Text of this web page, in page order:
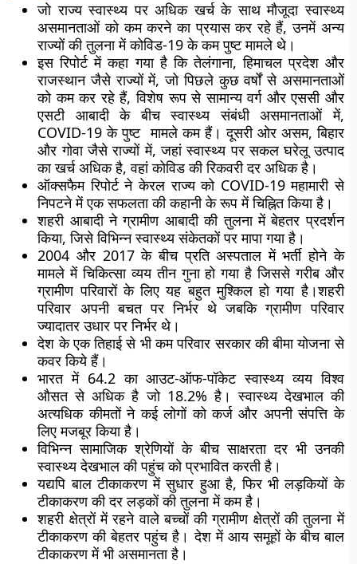
जो राज्य स्वास्थ्य पर अधिक खर्च के साथ मौजूदा स्वास्थ्य
असमानताओं को कम करने का प्रयास कर रहे हैं, उनमें अन्य
राज्यों की तुलना में कोविड-19 के कम पुष्ट मामले थे।
इस रिपोर्ट में कहा गया है कि तेलंगाना, हिमाचल प्रदेश और
राजस्थान जैसे राज्यों में, जो पिछले कुछ वर्षों से असमानताओं
को कम कर रहे हैं, विशेष रूप से सामान्य वर्ग और एससी और
एसटी आबादी के बीच स्वास्थ्य संबंधी असमानताओं में,
COVID-19 के पुष्ट मामले कम हैं। दूसरी ओर असम, बिहार
और गोवा जैसे राज्यों में, जहां स्वास्थ्य पर सकल घरेलू उत्पाद
का खर्च अधिक है, वहां कोविड की रिकवरी दर अधिक है।
ऑक्सफैम रिपोर्ट ने केरल राज्य को COVID-19 महामारी से
निपटने में एक सफलता की कहानी के रूप में चिह्नित किया है।
शहरी आबादी ने ग्रामीण आबादी की तुलना में बेहतर प्रदर्शन
किया, जिसे विभिन्न स्वास्थ्य संकेतकों पर मापा गया है।
2004 और 2017 के बीच प्रति अस्पताल में भर्ती होने के
मामले में चिकित्सा व्यय तीन गुना हो गया है जिससे गरीब और
ग्रामीण परिवारों के लिए यह बहुत मुश्किल हो गया है।शहरी
परिवार अपनी बचत पर निर्भर थे जबकि ग्रामीण परिवार
ज्यादातर उधार पर निर्भर थे।
देश के एक तिहाई से भी कम परिवार सरकार की बीमा योजना से
कवर किये हैं।
भारत में 64.2 का आउट-ऑफ-पॉकेट स्वास्थ्य व्यय विश्व
औसत से अधिक है जो 18.2% है। स्वास्थ्य देखभाल की
अत्यधिक कीमतों ने कई लोगों को कर्ज और अपनी संपत्ति के
लिए मजबूर किया है।
विभिन्न सामाजिक श्रेणियों के बीच साक्षरता दर भी उनकी
स्वास्थ्य देखभाल की पहुंच को प्रभावित करती है।
यद्यपि बाल टीकाकरण में सुधार हुआ है, फिर भी लड़कियों के
टीकाकरण की दर लड़कों की तुलना में कम है।
शहरी क्षेत्रों में रहने वाले बच्चों की ग्रामीण क्षेत्रों की तुलना में
टीकाकरण की बेहतर पहुंच है। देश में आय समूहों के बीच बाल
टीकाकरण में भी असमानता है।